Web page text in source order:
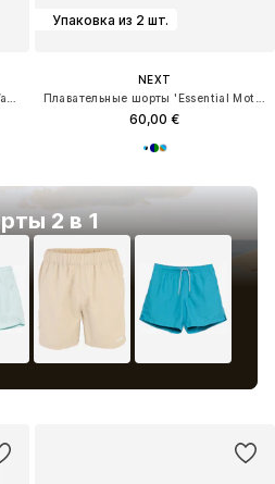
2 в 1
Упаковка из 2 шт.
NEXT
60,00 €